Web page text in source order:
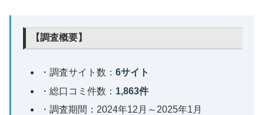
【調査概要】
・調査サイト数：6サイト
・総口コミ件数： 1,863件
・調査期間：2024年12月～2025年1月